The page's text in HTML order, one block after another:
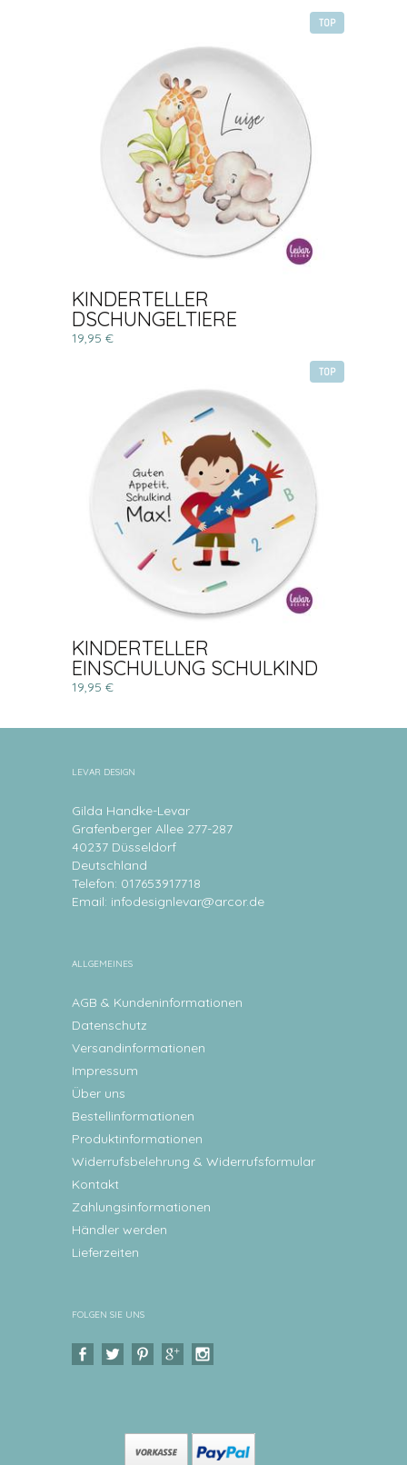
TOP
KINDERTELLER
DSCHUNGELTIERE
19,95 €
TOP
KINDERTELLER
EINSCHULUNG SCHULKIND
19,95 €
LEVAR DESIGN
Gilda Handke-Levar
Grafenberger Allee 277-287
40237 Düsseldorf
Deutschland
Telefon: 017653917718
Email: infodesignlevar@arcor.de
ALLGEMEINES
AGB & Kundeninformationen
Datenschutz
Versandinformationen
Impressum
Über uns
Bestellinformationen
Produktinformationen
Widerrufsbelehrung & Widerrufsformular
Kontakt
Zahlungsinformationen
Händler werden
Lieferzeiten
FOLGEN SIE UNS